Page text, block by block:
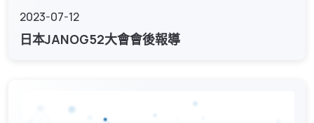
2023-07-12
日本JANOG52大會會後報導